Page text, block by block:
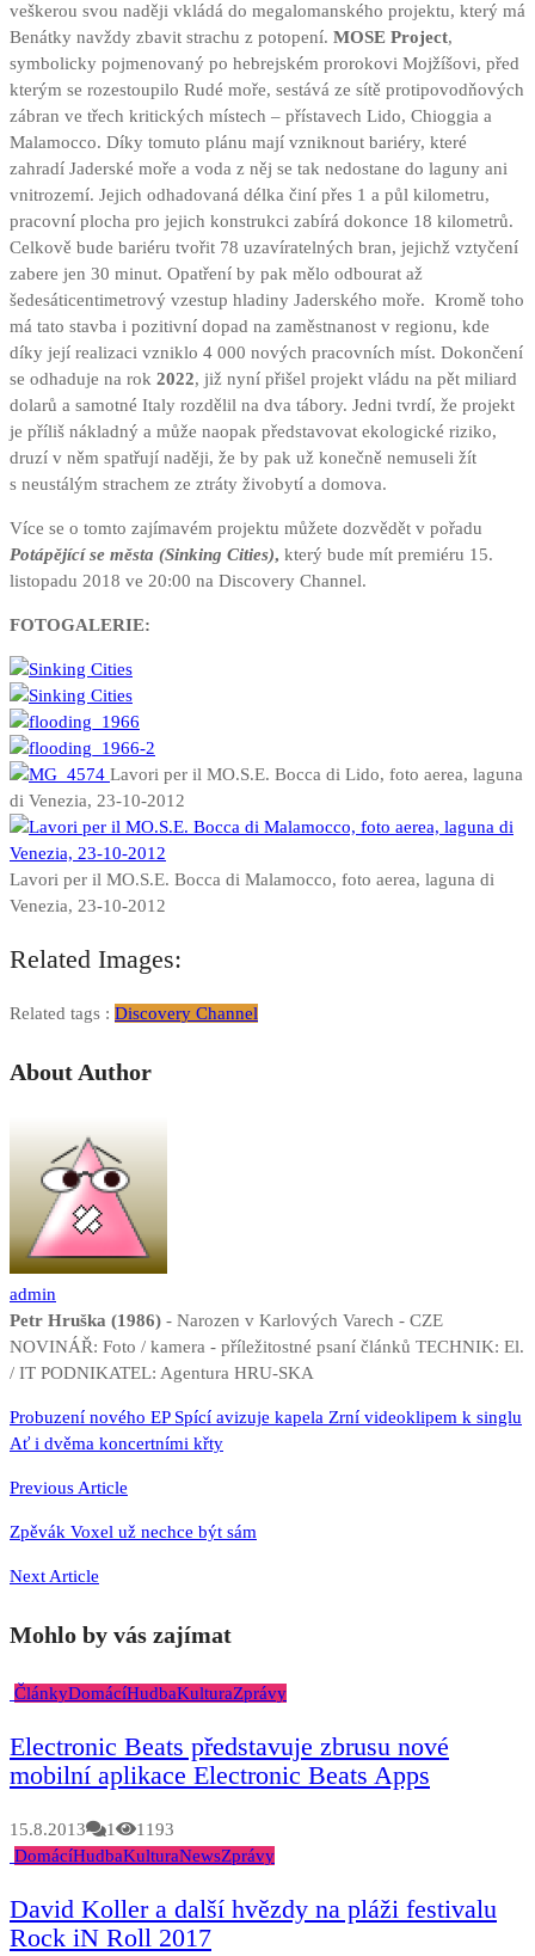
veškerou svou naději vkládá do megalomanského projektu, který má
Benátky navždy zbavit strachu z potopení. MOSE Project,
symbolicky pojmenovaný po hebrejském prorokovi Mojžíšovi, před
kterým se rozestoupilo Rudé moře, sestává ze sítě protipovodňových
zábran ve třech kritických místech – přístavech Lido, Chioggia a
Malamocco. Díky tomuto plánu mají vzniknout bariéry, které
zahradí Jaderské moře a voda z něj se tak nedostane do laguny ani
vnitrozemí. Jejich odhadovaná délka činí přes 1 a půl kilometru,
pracovní plocha pro jejich konstrukci zabírá dokonce 18 kilometrů.
Celkově bude bariéru tvořit 78 uzavíratelných bran, jejichž vztyčení
zabere jen 30 minut. Opatření by pak mělo odbourat až
šedesáticentimetrový vzestup hladiny Jaderského moře. Kromě toho
má tato stavba i pozitivní dopad na zaměstnanost v regionu, kde
díky její realizaci vzniklo 4 000 nových pracovních míst. Dokončení
se odhaduje na rok 2022, již nyní přišel projekt vládu na pět miliard
dolarů a samotné Italy rozdělil na dva tábory. Jedni tvrdí, že projekt
je příliš nákladný a může naopak představovat ekologické riziko,
druzí v něm spatřují naději, že by pak už konečně nemuseli žít
s neustálým strachem ze ztráty živobytí a domova.
Více se o tomto zajímavém projektu můžete dozvědět v pořadu
Potápějící se města (Sinking Cities), který bude mít premiéru 15.
listopadu 2018 ve 20:00 na Discovery Channel.
FOTOGALERIE:
Lavori per il MO.S.E. Bocca di Lido, foto aerea, laguna
di Venezia, 23-10-2012
Lavori per il MO.S.E. Bocca di Malamocco, foto aerea, laguna di
Venezia, 23-10-2012
Related Images:
Related tags : Discovery Channel
About Author
admin
Petr Hruška (1986) - Narozen v Karlových Varech - CZE
NOVINÁŘ: Foto / kamera - příležitostné psaní článků TECHNIK: El.
/ IT PODNIKATEL: Agentura HRU-SKA
Navigace
pro
příspěvek
Probuzení nového EP Spící avizuje kapela Zrní videoklipem k singlu
Ať i dvěma koncertními křty
Previous Article
Zpěvák Voxel už nechce být sám
Next Article
Mohlo by vás zajímat
ČlánkyDomácíHudbaKulturaZprávy
Electronic Beats představuje zbrusu nové
mobilní aplikace Electronic Beats Apps
15.8.2013 1
1193
DomácíHudbaKulturaNewsZprávy
David Koller a další hvězdy na pláži festivalu
Rock iN Roll 2017